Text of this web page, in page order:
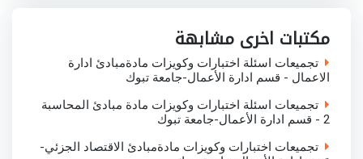
p
p n
مكتبات اخرى مشابهة
تجميعات اسئلة اختبارات وكويزات مادةمبادئ ادارة
الاعمال - قسم ادارة الأعمال-جامعة تبوك
تجميعات اسئلة اختبارات وكويزات مادة مبادئ المحاسبة
2 - قسم ادارة الأعمال-جامعة تبوك
تجميعات اختبارات وكويزات مادةمبادئ الاقتصاد الجزئي-